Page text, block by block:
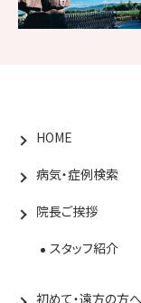
HOME
病気・症例検索
院長ご挨拶
スタッフ紹介
初めて・遠方の方へ